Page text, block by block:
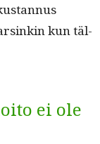
kun täl­
ei ole